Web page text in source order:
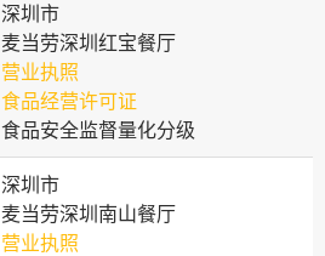
深圳市
麦当劳深圳红宝餐厅
营业执照
食品经营许可证
食品安全监督量化分级
深圳市
麦当劳深圳南山餐厅
营业执照